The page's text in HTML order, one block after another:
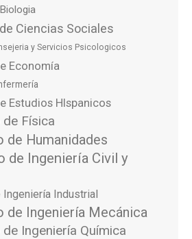
Ciencias Sociales
y Servicios Psicologicos
Economía
Estudios HIspanicos
Física
de Humanidades
de Ingeniería Civil y
Industrial
de Ingeniería Mecánica
Ingeniería Química